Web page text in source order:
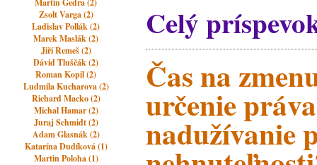
Martin Gedra (2)
Zsolt Varga (2)
Ladislav Pollák (2)
Marek Maslák (2)
Jiří Remeš (2)
Dávid Tluščák (2)
Roman Kopil (2)
Ludmila Kucharova (2)
Richard Macko (2)
Michal Hamar (2)
Juraj Schmidt (2)
Adam Glasnák (2)
Katarína Dudíková (1)
Martin Poloha (1)
Celý
Čas na
určenie
nadužívanie